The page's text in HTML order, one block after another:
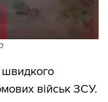
швидкого
військ ЗСУ.